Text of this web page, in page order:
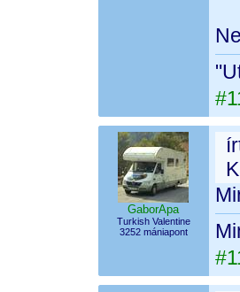
GaborApa
Turkish Valentine
3252 mániapont